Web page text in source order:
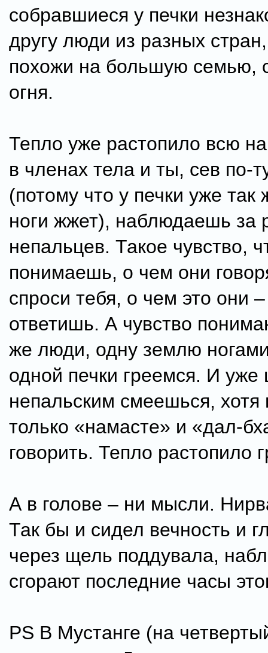
собравшиеся у печки
другу люди из разных
похожи на большую семью,
огня.
Тепло уже растопило всю
в членах тела и ты, сев по-
(потому что у печки уже так
ноги жжет), наблюдаешь за
непальцев. Такое чувство,
понимаешь, о чем они
спроси тебя, о чем это они
ответишь. А чувство
же люди, одну землю
одной печки греемся. И уже
непальским смеешься, хотя
только «намасте» и «дал-
говорить. Тепло растопило
А в голове – ни мысли.
Так бы и сидел вечность и
через щель поддувала,
сгорают последние часы
PS В Мустанге (на